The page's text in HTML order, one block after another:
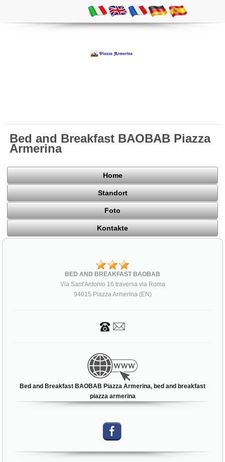
Bed and Breakfast BAOBAB Piazza
Armerina
Home
Standort
Foto
Kontakte
BED AND BREAKFAST BAOBAB
Via Sant'Antonio 16 traversa via Roma
94015 Piazza Armerina (EN)
Bed and Breakfast BAOBAB Piazza Armerina, bed and breakfast
piazza armerina